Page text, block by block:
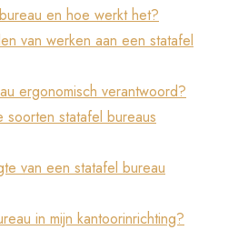
en hoe werkt het?
van werken aan een statafel
ergonomisch verantwoord?
soorten statafel bureaus
van een statafel bureau
in mijn kantoorinrichting?